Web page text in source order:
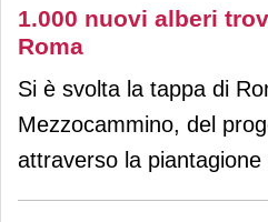
1.000 nuovi alberi
Roma
Si è svolta la tappa di
Mezzocammino, del
attraverso la piantagione